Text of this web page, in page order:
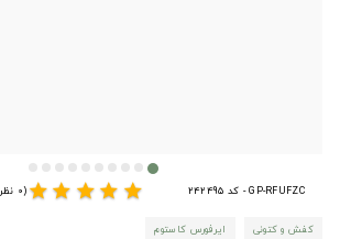
GP-RFUFZC - کد 242495 star
star
star
star
star(0 نظر)
کفش و کتونی ایرفورس کاستوم